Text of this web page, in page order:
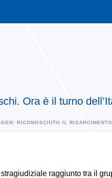
Ora è il turno
RICONOSCIUTO IL
raggiunto tra il